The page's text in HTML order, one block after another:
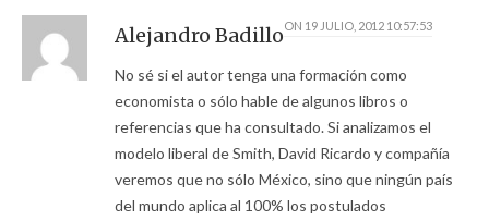
Alejandro BadilloON 19 JULIO, 2012 10:57:53
No sé si el autor tenga una formación como
economista o sólo hable de algunos libros o
referencias que ha consultado. Si analizamos el
modelo liberal de Smith, David Ricardo y compañía
veremos que no sólo México, sino que ningún país
del mundo aplica al 100% los postulados